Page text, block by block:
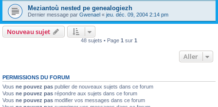
Meziantoù nested pe genealogiezh
Dernier message par Gwenael « jeu. déc. 09, 2004 2:14 pm
Nouveau sujet
48 sujets • Page 1 sur 1
Aller
PERMISSIONS DU FORUM
Vous ne pouvez pas publier de nouveaux sujets dans ce forum
Vous ne pouvez pas répondre aux sujets dans ce forum
Vous ne pouvez pas modifier vos messages dans ce forum